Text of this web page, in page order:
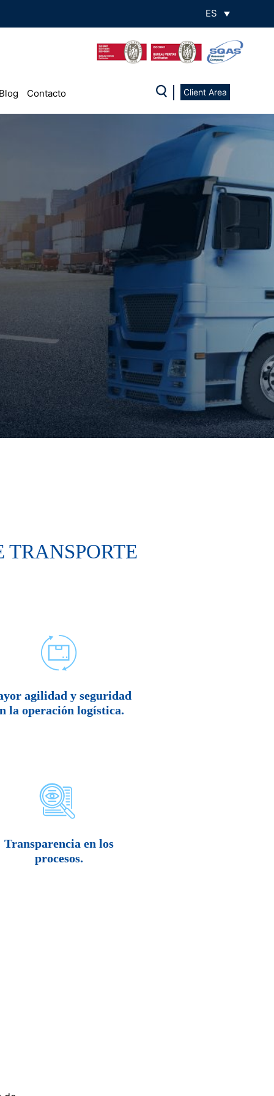
ES
Blog Contacto Client Area
TRANSPORTE
agilidad y seguridad
la operación logística.
Transparencia en los
procesos.